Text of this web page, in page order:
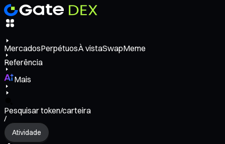
MercadosPerpétuosÀ vistaSwapMeme
Referência
Mais
Pesquisar token/carteira
/
Atividade